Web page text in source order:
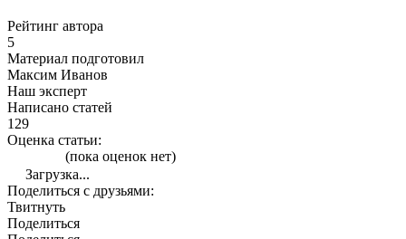
Рейтинг автора
5
Материал подготовил
Максим Иванов
Наш эксперт
Написано статей
129
Оценка статьи:
(пока оценок нет)
Загрузка...
Поделиться с друзьями:
Твитнуть
Поделиться